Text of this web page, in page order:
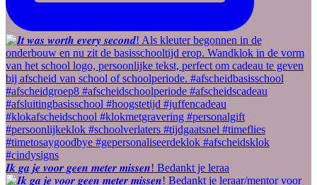
𝑰𝒌 𝒈𝒂 𝒋𝒆 𝒗𝒐𝒐𝒓 𝒈𝒆𝒆𝒏 𝒎𝒆𝒕𝒆𝒓 𝒎𝒊𝒔𝒔𝒆𝒏! Bedankt je leraa